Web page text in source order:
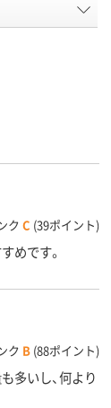
顔
リ
、
ット、レーザ
ンタ、コピー
写、インクジ
レーザープリ
ザープリンタ
ー、熱転写、
ェットプリン
ク C (39ポイント)
めです。
ク B (88ポイント)
多いし、何より